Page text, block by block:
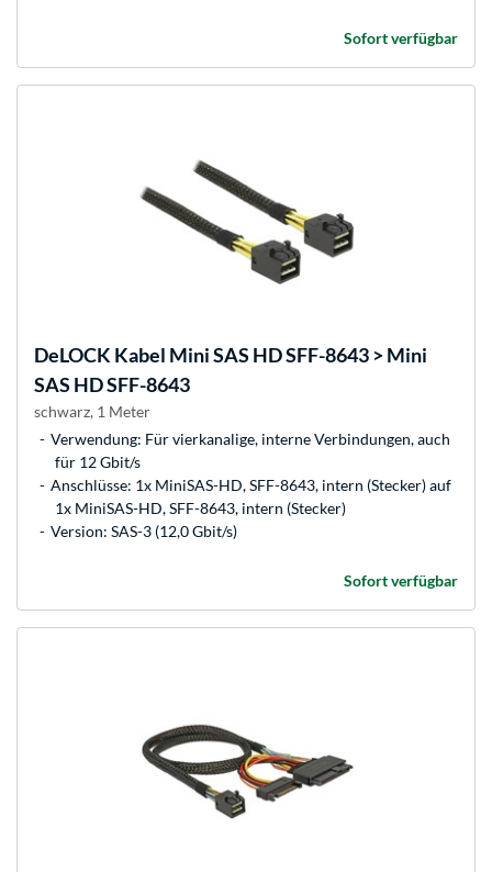
Sofort verfügbar
DeLOCK Kabel Mini SAS HD SFF-8643 > Mini
SAS HD SFF-8643
schwarz, 1 Meter
Verwendung: Für vierkanalige, interne Verbindungen, auch
für 12 Gbit/s
Anschlüsse: 1x MiniSAS-HD, SFF-8643, intern (Stecker) auf
1x MiniSAS-HD, SFF-8643, intern (Stecker)
Version: SAS-3 (12,0 Gbit/s)
Sofort verfügbar